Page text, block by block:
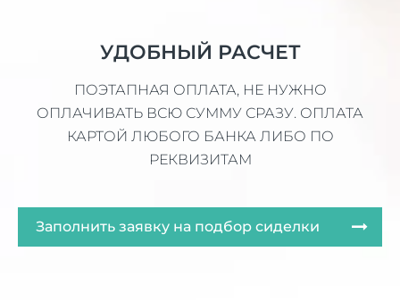
УДОБНЫЙ РАСЧЕТ
ПОЭТАПНАЯ ОПЛАТА, НЕ НУЖНО
ОПЛАЧИВАТЬ ВСЮ СУММУ СРАЗУ. ОПЛАТА
КАРТОЙ ЛЮБОГО БАНКА ЛИБО ПО
РЕКВИЗИТАМ
Заполнить заявку на подбор сиделки